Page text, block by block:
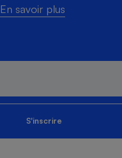
En savoir plus
S'inscrire